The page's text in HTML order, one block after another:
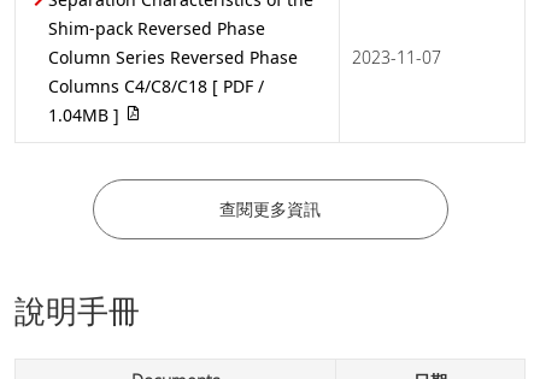
Shim-pack Reversed Phase
Column Series Reversed Phase
Columns C4/C8/C18 [ PDF /
1.04MB ]
2023-11-07
查閱更多資訊
說明手冊